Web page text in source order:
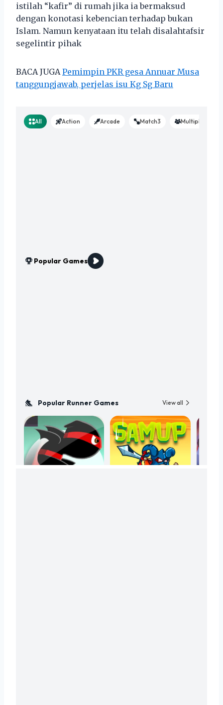
istilah “kafir” di rumah jika ia bermaksud
dengan konotasi kebencian terhadap bukan
Islam. Namun kenyataan itu telah disalahtafsir
segelintir pihak
BACA JUGA Pemimpin PKR gesa Annuar Musa
tanggungjawab, perjelas isu Kg Sg Baru